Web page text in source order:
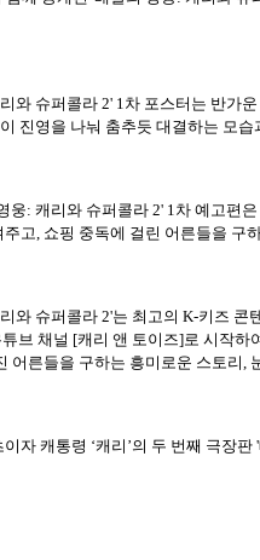
와 슈퍼콜라 2' 1차 포스터는 반가
진영을 나눠 춤추듯 대결하는 모
웅: 캐리와 슈퍼콜라 2' 1차 예고편
고, 쇼핑 중독에 걸린 어른들을 구
와 슈퍼콜라 2'는 최고의 K-키즈 콘
브 채널 [캐리 앤 토이즈]로 시작
어른들을 구하는 흥미로운 스토리,
자 캐통령 ‘캐리’의 두 번째 극장